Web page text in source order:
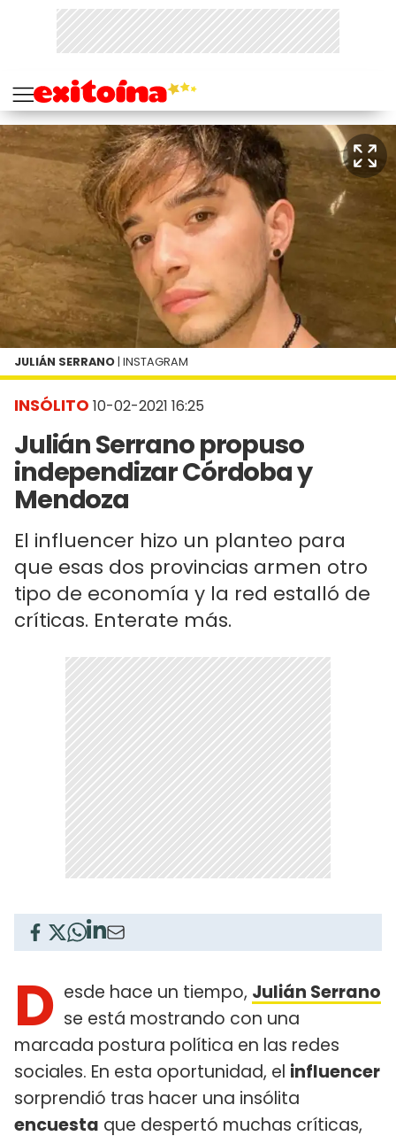
INSÓLITO 10-02-2021 16:25
Julián Serrano propuso
independizar Córdoba y
Mendoza
El influencer hizo un planteo para
que esas dos provincias armen otro
tipo de economía y la red estalló de
críticas. Enterate más.
JULIÁN SERRANO | INSTAGRAM
D esde hace un tiempo, Julián Serrano
se está mostrando con una
marcada postura política en las redes
sociales. En esta oportunidad, el influencer
sorprendió tras hacer una insólita
encuesta que despertó muchas críticas,